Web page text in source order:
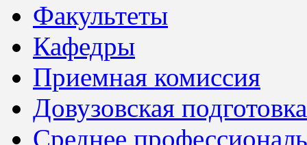
Факультеты
Кафедры
Приемная комиссия
Довузовская подготовка
Среднее